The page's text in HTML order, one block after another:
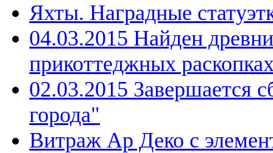
Яхты. Наградные
04.03.2015 Найден
прикоттеджных
02.03.2015 Завершается
города"
Витраж Ар Деко с